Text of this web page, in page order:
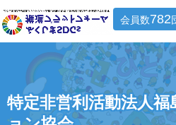
会員数782
特定非営利活動法人